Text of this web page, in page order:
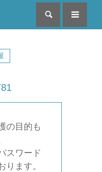
検索
の目的も
スワード
ります。